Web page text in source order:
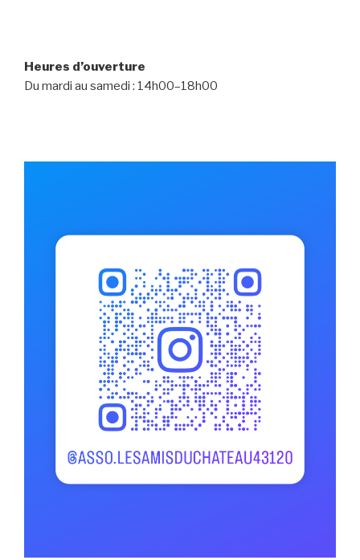
Heures d’ouverture
Du mardi au samedi : 14h00–18h00